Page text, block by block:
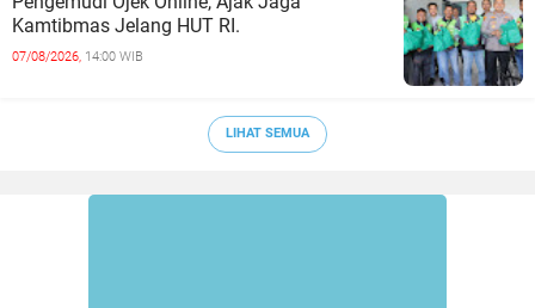
Kamtibmas Jelang HUT RI.
07/08/2026, 14:00 WIB
LIHAT SEMUA